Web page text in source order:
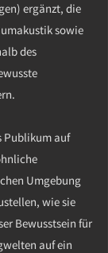
ergänzt, die
sowie
des
Publikum auf
Umgebung
wie sie
Bewusstsein für
auf ein